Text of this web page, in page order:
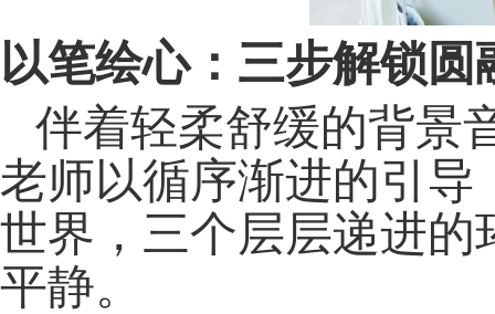
以笔绘心：三步解锁圆
伴着轻柔舒缓的背景
老师以循序渐进的引
世界，三个层层递进
平静。